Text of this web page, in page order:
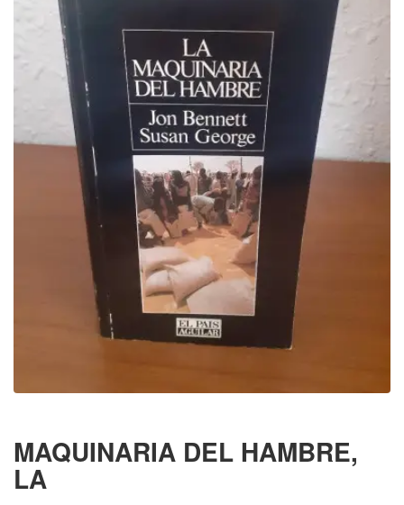
MAQUINARIA DEL HAMBRE,
LA